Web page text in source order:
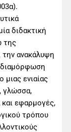
διδακτική
της
την ανακάλυψη
διαμόρφωση
ενιαίας
γλώσσα,
εφαρμογές,
τρόπου